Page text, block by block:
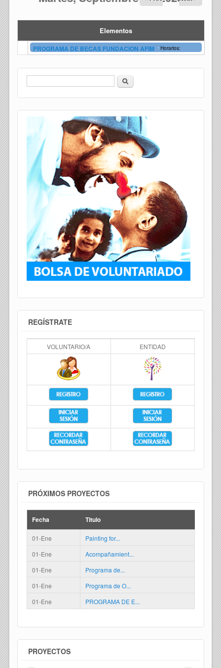
Elementos
PROGRAMA DE BECAS FUNDACION AFIM - Horarios:
Formulario de búsqueda
Buscar
REGÍSTRATE
VOLUNTARIO/A ENTIDAD
PRÓXIMOS PROYECTOS
Fecha Titulo
01-Ene
Painting for...
01-Ene
Acompañamient...
01-Ene
Programa de...
01-Ene
Programa de O...
01-Ene
PROGRAMA DE E...
PROYECTOS